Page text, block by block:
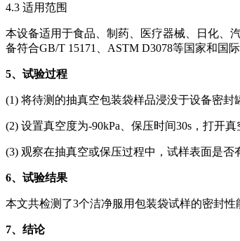
4.3 适用范围
本设备适用于食品、制药、医疗器械、日化、
备符合GB/T 15171、ASTM D3078等国家和国际
5、试验过程
(1) 将待测的抽真空包装袋样品浸没于设备密封
(2) 设置真空度为-90kPa、保压时间30s，打开
(3) 观察在抽真空或保压过程中，试样表面是否
6、试验结果
本文共检测了3个洁净服用包装袋试样的密封性
7、结论